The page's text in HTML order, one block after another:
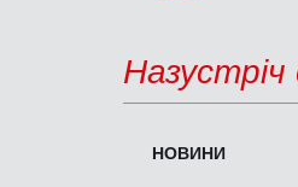
Назустріч
НОВИНИ